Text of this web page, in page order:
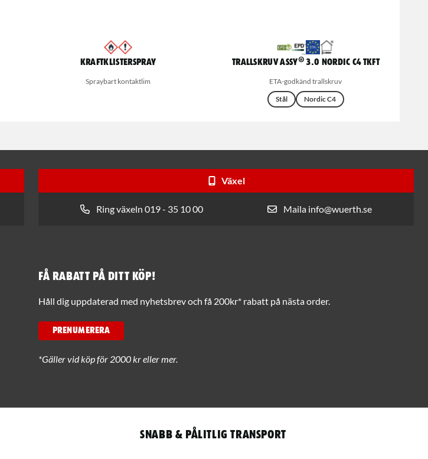
Kraftklisterspray
Spraybart kontaktlim
Trallskruv ASSY® 3.0 NORDIC C4 TKFT
ETA-godkänd trallskruv
Stål
Nordic C4
Växel
Ring växeln 019 - 35 10 00 Maila info@wuerth.se
Få rabatt på ditt köp!
Håll dig uppdaterad med nyhetsbrev och få 200kr* rabatt på nästa order.
PRENUMERERA
*Gäller vid köp för 2000 kr eller mer.
Snabb & pålitlig transport